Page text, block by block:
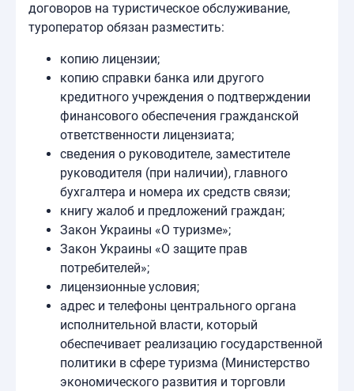
договоров на туристическое обслуживание,
туроператор обязан разместить:
копию лицензии;
копию справки банка или другого
кредитного учреждения о подтверждении
финансового обеспечения гражданской
ответственности лицензиата;
сведения о руководителе, заместителе
руководителя (при наличии), главного
бухгалтера и номера их средств связи;
книгу жалоб и предложений граждан;
Закон Украины «О туризме»;
Закон Украины «О защите прав
потребителей»;
лицензионные условия;
адрес и телефоны центрального органа
исполнительной власти, который
обеспечивает реализацию государственной
политики в сфере туризма (Министерство
экономического развития и торговли